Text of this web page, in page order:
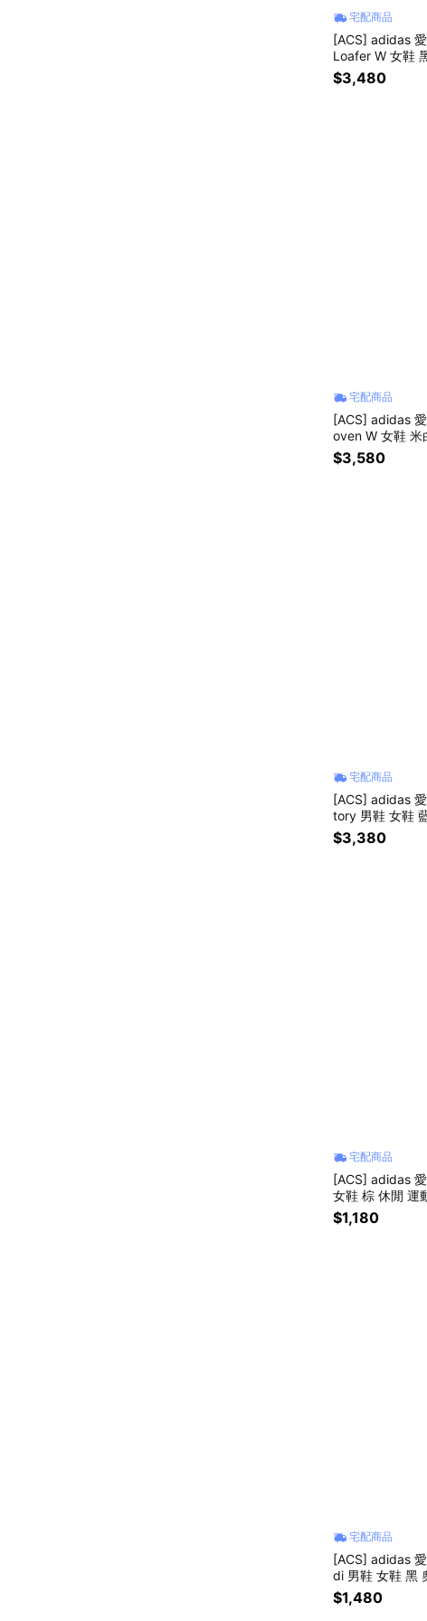
宅配商品
[ACS] adidas
Loafer W 女鞋
$3,480
宅配商品
[ACS] adidas
oven W 女鞋
$3,580
宅配商品
[ACS] adidas
tory 男鞋 女鞋
4
$3,380
宅配商品
[ACS] adidas
女鞋 棕 休閒 運
$1,180
宅配商品
[ACS] adidas
di 男鞋 女鞋 黑
$1,480